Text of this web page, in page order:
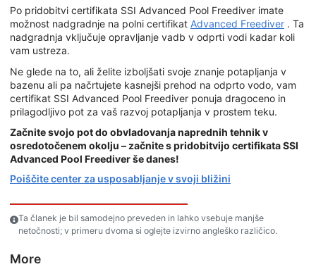
Po pridobitvi certifikata SSI Advanced Pool Freediver imate
možnost nadgradnje na polni certifikat Advanced Freediver . Ta
nadgradnja vključuje opravljanje vadb v odprti vodi kadar koli
vam ustreza.
Ne glede na to, ali želite izboljšati svoje znanje potapljanja v
bazenu ali pa načrtujete kasnejši prehod na odprto vodo, vam
certifikat SSI Advanced Pool Freediver ponuja dragoceno in
prilagodljivo pot za vaš razvoj potapljanja v prostem teku.
Začnite svojo pot do obvladovanja naprednih tehnik v
osredotočenem okolju – začnite s pridobitvijo certifikata SSI
Advanced Pool Freediver še danes!
Poiščite center za usposabljanje v svoji bližini
Ta članek je bil samodejno preveden in lahko vsebuje manjše
netočnosti; v primeru dvoma si oglejte izvirno angleško različico.
More